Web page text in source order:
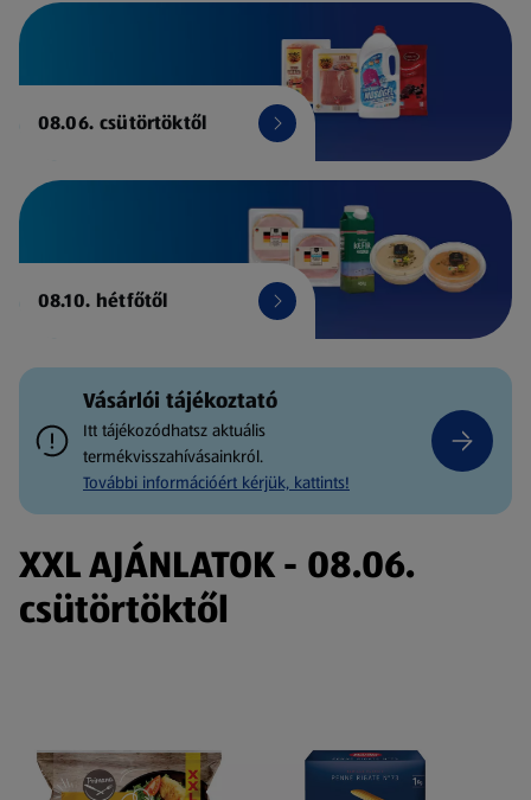
08.06. csütörtöktől
08.10. hétfőtől
Vásárlói tájékoztató
Itt tájékozódhatsz aktuális
termékvisszahívásainkról.
További információért kérjük, kattints!
XXL AJÁNLATOK - 08.06.
csütörtöktől